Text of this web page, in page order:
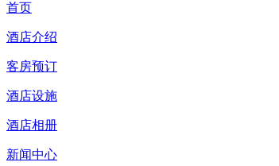
首页
酒店介绍
客房预订
酒店设施
酒店相册
新闻中心